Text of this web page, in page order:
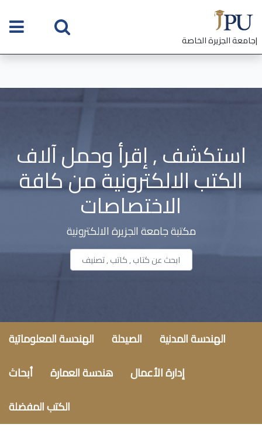
|جامعة الجزيرة الخاصة
استكشف , إقرأ وحمل آلاف
الكتب الالكترونية من كافة
الاختصاصات
مكتبة جامعة الجزيرة الالكترونية
الهندسة المعلوماتية الصيدلة
الهندسة المدنية
أبحاث
هندسة العمارة
إدارة الأعمال
الكتب المفضلة